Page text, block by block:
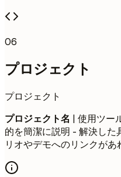
06
プロジェクト
プロジェクト
プロジェクト名 | 使用ツー
的を簡潔に説明 - 解決した
リオやデモへのリンクがあ